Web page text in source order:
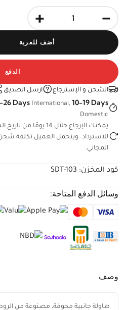
-
+
أضف للعربة
الدفع
الشحن و الإسترجاع ارسل الصديق
26 Days International, 10-19 Days
Domestic
يمكنك الإرجاع خلال 14
قابلة للاسترداد. ويتحمل العميل
الشحن المجاني.
كود المخزن: SDT-103
وسائل الدفع المتاحة:
وصف
طاولة جانبية مجوفة، مصنوعة من